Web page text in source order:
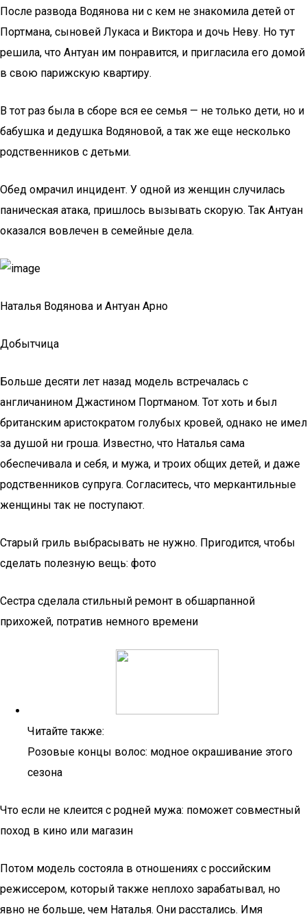
После развода Водянова ни с кем не знакомила детей от
Портмана, сыновей Лукаса и Виктора и дочь Неву. Но тут
решила, что Антуан им понравится, и пригласила его домой
в свою парижскую квартиру.
В тот раз была в сборе вся ее семья — не только дети, но и
бабушка и дедушка Водяновой, а так же еще несколько
родственников с детьми.
Обед омрачил инцидент. У одной из женщин случилась
паническая атака, пришлось вызывать скорую. Так Антуан
оказался вовлечен в семейные дела.
Наталья Водянова и Антуан Арно
Добытчица
Больше десяти лет назад модель встречалась с
англичанином Джастином Портманом. Тот хоть и был
британским аристократом голубых кровей, однако не имел
за душой ни гроша. Известно, что Наталья сама
обеспечивала и себя, и мужа, и троих общих детей, и даже
родственников супруга. Согласитесь, что меркантильные
женщины так не поступают.
Старый гриль выбрасывать не нужно. Пригодится, чтобы
сделать полезную вещь: фото
Сестра сделала стильный ремонт в обшарпанной
прихожей, потратив немного времени
Читайте также:
Розовые концы волос: модное окрашивание этого
сезона
Что если не клеится с родней мужа: поможет совместный
поход в кино или магазин
Потом модель состояла в отношениях с российским
режиссером, который также неплохо зарабатывал, но
явно не больше, чем Наталья. Они расстались. Имя